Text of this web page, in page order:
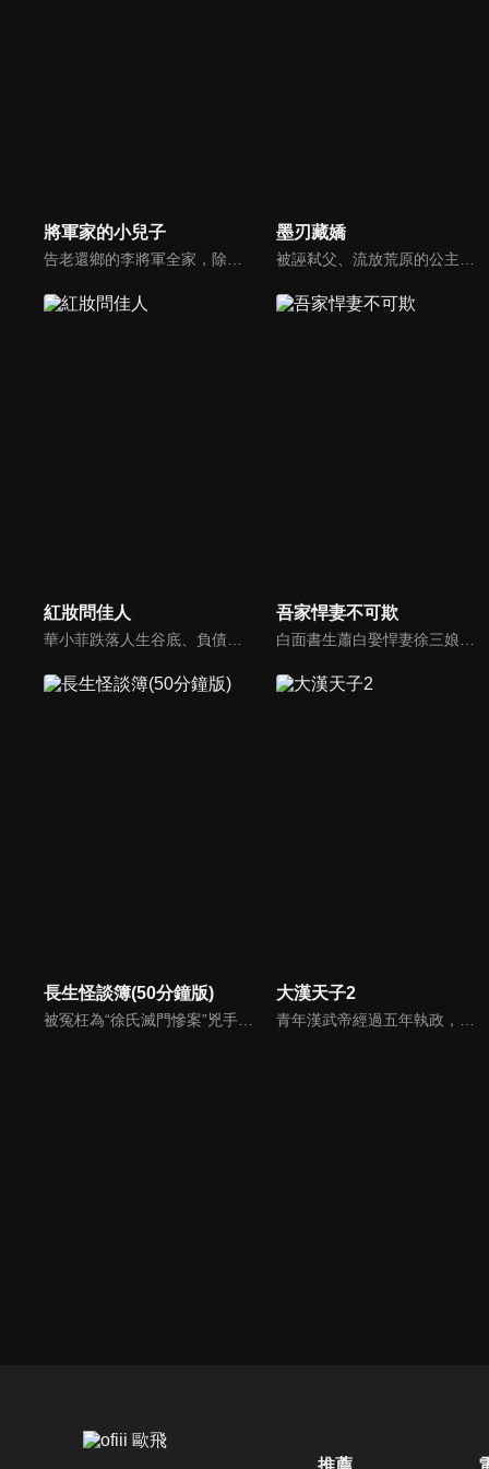
將軍家的小兒子 墨刃藏嬌
紅妝問佳人 吾家悍妻不可欺
長生怪談簿(50分鐘版)
被冤枉為“徐氏滅門慘案”兇手的主人公在多年後深陷倖存者的複仇圈套，成功說服其共同對抗真兇，並找出真相的故事。整個故事發生在一個荒山客棧，眾人鬥智斗勇，一步步揭開每個人的秘密，還原案件本來面目。
大漢天子2
青年漢武帝經過五年執政，平息後宮勢力、抗拒外患入侵、粉碎政變陰謀，坐穩了皇帝寶座，正是開展雄才大略之時。能臣汲黯受到賞識，並引薦另一位奇才主父偃，漢武帝視其張固再世，委以重任。國力強盛使漢武帝屢屢北伐外族，只是規模巨大的戰爭使漢室逐漸捉襟見肘，諸侯勢力蠢蠢欲動。
推薦